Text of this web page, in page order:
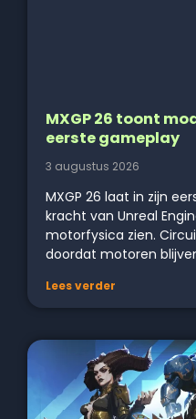
MXGP 26 toont
eerste gameplay
3 augustus 2026
MXGP 26 laat in zijn
kracht van Unreal
motorfysica zien.
doordat motoren
Lees verder